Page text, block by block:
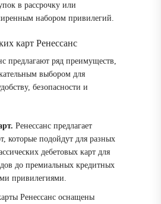
в рассрочку или
набором привилегий.
карт Ренессанс
предлагают ряд преимуществ,
выбором для
безопасности и
Ренессанс предлагает
которые подойдут для разных
дебетовых карт для
до премиальных кредитных
привилегиями.
Ренессанс оснащены